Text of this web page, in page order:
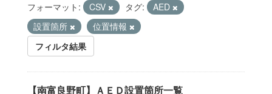
フォーマット: CSV タグ:
AED
設置箇所
位置情報
フィルタ結果
【南富良野町】ＡＥＤ設置箇所一覧